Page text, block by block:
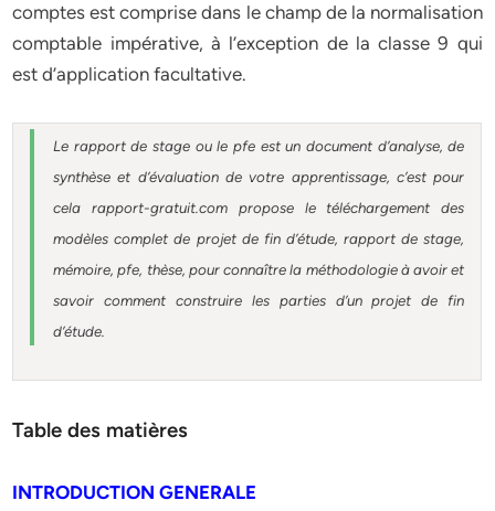
comptes est comprise dans le champ de la normalisation
comptable impérative, à l’exception de la classe 9 qui
est d’application facultative.
Le rapport de stage ou le pfe est un document d’analyse, de
synthèse et d’évaluation de votre apprentissage, c’est pour
cela rapport-gratuit.com propose le téléchargement des
modèles complet de projet de fin d’étude, rapport de stage,
mémoire, pfe, thèse, pour connaître la méthodologie à avoir et
savoir comment construire les parties d’un projet de fin
d’étude.
Table des matières
INTRODUCTION GENERALE